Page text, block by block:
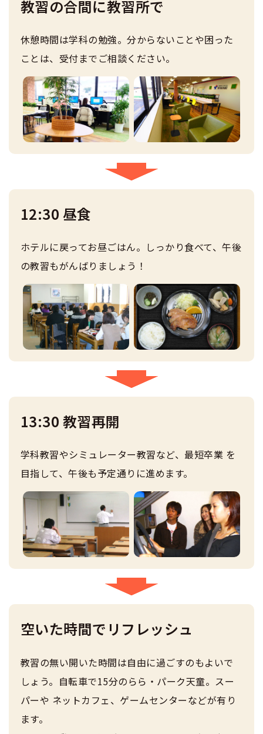
教習の合間に教習所で
休憩時間は学科の勉強。分からないことや困った
ことは、受付までご相談ください。
12:30 昼食
ホテルに戻ってお昼ごはん。しっかり食べて、午後
の教習もがんばりましょう！
13:30 教習再開
学科教習やシミュレーター教習など、最短卒業 を
目指して、午後も予定通りに進めます。
空いた時間でリフレッシュ
教習の無い開いた時間は自由に過ごすのもよいで
しょう。自転車で15分のらら・パーク天童。スー
パーや ネットカフェ、ゲームセンターなどが有り
ます。